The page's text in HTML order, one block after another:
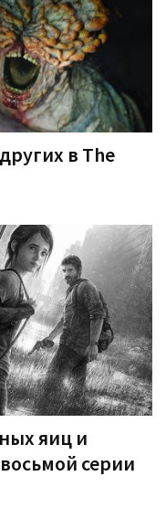
в The
яиц и
серии